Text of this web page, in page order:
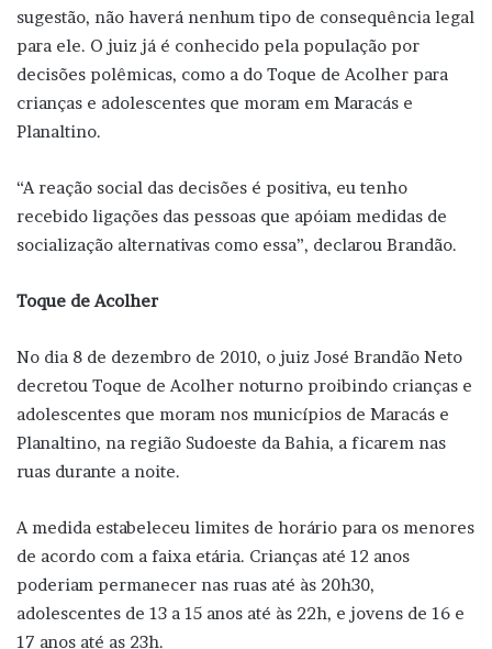
sugestão, não haverá nenhum tipo de consequência legal
para ele. O juiz já é conhecido pela população por
decisões polêmicas, como a do Toque de Acolher para
crianças e adolescentes que moram em Maracás e
Planaltino.
“A reação social das decisões é positiva, eu tenho
recebido ligações das pessoas que apóiam medidas de
socialização alternativas como essa”, declarou Brandão.
Toque de Acolher
No dia 8 de dezembro de 2010, o juiz José Brandão Neto
decretou Toque de Acolher noturno proibindo crianças e
adolescentes que moram nos municípios de Maracás e
Planaltino, na região Sudoeste da Bahia, a ficarem nas
ruas durante a noite.
A medida estabeleceu limites de horário para os menores
de acordo com a faixa etária. Crianças até 12 anos
poderiam permanecer nas ruas até às 20h30,
adolescentes de 13 a 15 anos até às 22h, e jovens de 16 e
17 anos até as 23h.